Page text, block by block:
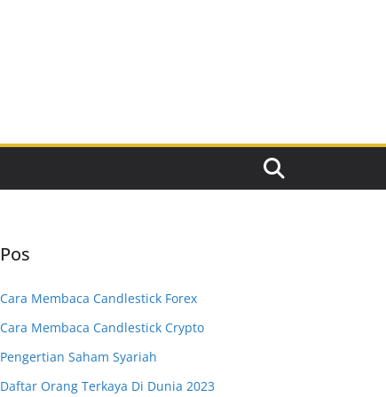
Pos
Cara Membaca Candlestick Forex
Cara Membaca Candlestick Crypto
Pengertian Saham Syariah
Daftar Orang Terkaya Di Dunia 2023